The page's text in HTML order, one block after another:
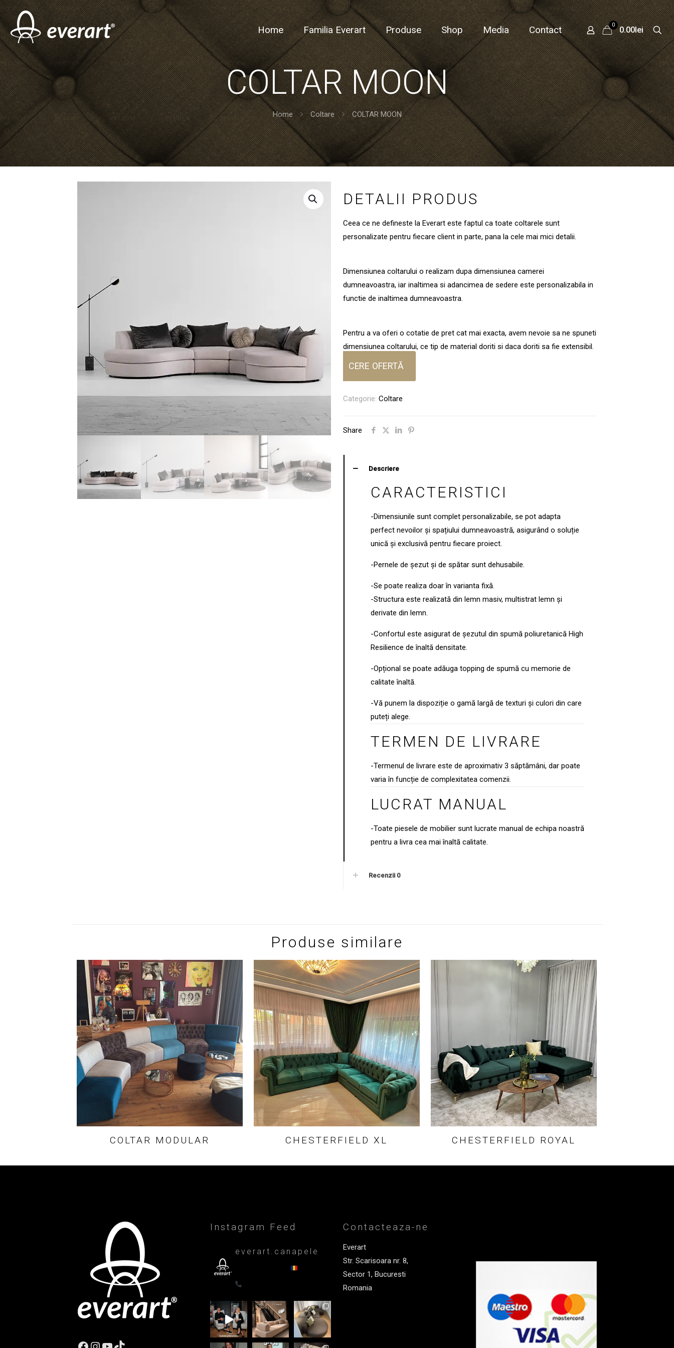
Home Familia Everart Produse Shop Media Contact 0
0.00lei
COLTAR MOON
Home Coltare COLTAR MOON
DETALII PRODUS
Ceea ce ne defineste la Everart este faptul ca toate coltarele sunt
personalizate pentru fiecare client in parte, pana la cele mai mici detalii.
Dimensiunea coltarului o realizam dupa dimensiunea camerei
dumneavoastra, iar inaltimea si adancimea de sedere este personalizabila in
functie de inaltimea dumneavoastra.
Pentru a va oferi o cotatie de pret cat mai exacta, avem nevoie sa ne spuneti
dimensiunea coltarului, ce tip de material doriti si daca doriti sa fie extensibil.
CERE OFERTĂ
Categorie: Coltare
Share
Descriere
CARACTERISTICI
-Dimensiunile sunt complet personalizabile, se pot adapta
perfect nevoilor și spațiului dumneavoastră, asigurând o soluție
unică și exclusivă pentru fiecare proiect.
-Pernele de șezut și de spătar sunt dehusabile.
-Se poate realiza doar în varianta fixă.
-Structura este realizată din lemn masiv, multistrat lemn și
derivate din lemn.
-Confortul este asigurat de șezutul din spumă poliuretanică High
Resilience de înaltă densitate.
-Opțional se poate adăuga topping de spumă cu memorie de
calitate înaltă.
-Vă punem la dispoziție o gamă largă de texturi și culori din care
puteți alege.
TERMEN DE LIVRARE
-Termenul de livrare este de aproximativ 3 săptămâni, dar poate
varia în funcție de complexitatea comenzii.
LUCRAT MANUAL
-Toate piesele de mobilier sunt lucrate manual de echipa noastră
pentru a livra cea mai înaltă calitate.
Recenzii 0
Produse similare
COLTAR MODULAR CHESTERFIELD XL CHESTERFIELD ROYAL
Instagram Feed
everart.canapele
Contacteaza-ne
Everart
Str. Scarisoara nr. 8,
Sector 1, Bucuresti
Romania